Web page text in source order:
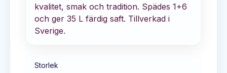
kvalitet, smak och tradition. Spädes 1+6
och ger 35 L färdig saft. Tillverkad i
Sverige.
Storlek